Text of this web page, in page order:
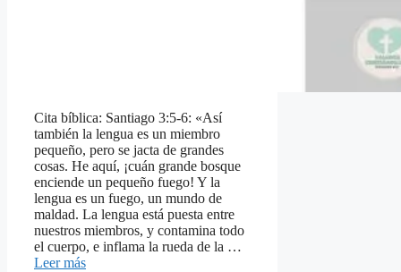
Cita bíblica: Santiago 3:5-6: «Así
también la lengua es un miembro
pequeño, pero se jacta de grandes
cosas. He aquí, ¡cuán grande bosque
enciende un pequeño fuego! Y la
lengua es un fuego, un mundo de
maldad. La lengua está puesta entre
nuestros miembros, y contamina todo
el cuerpo, e inflama la rueda de la …
Leer más